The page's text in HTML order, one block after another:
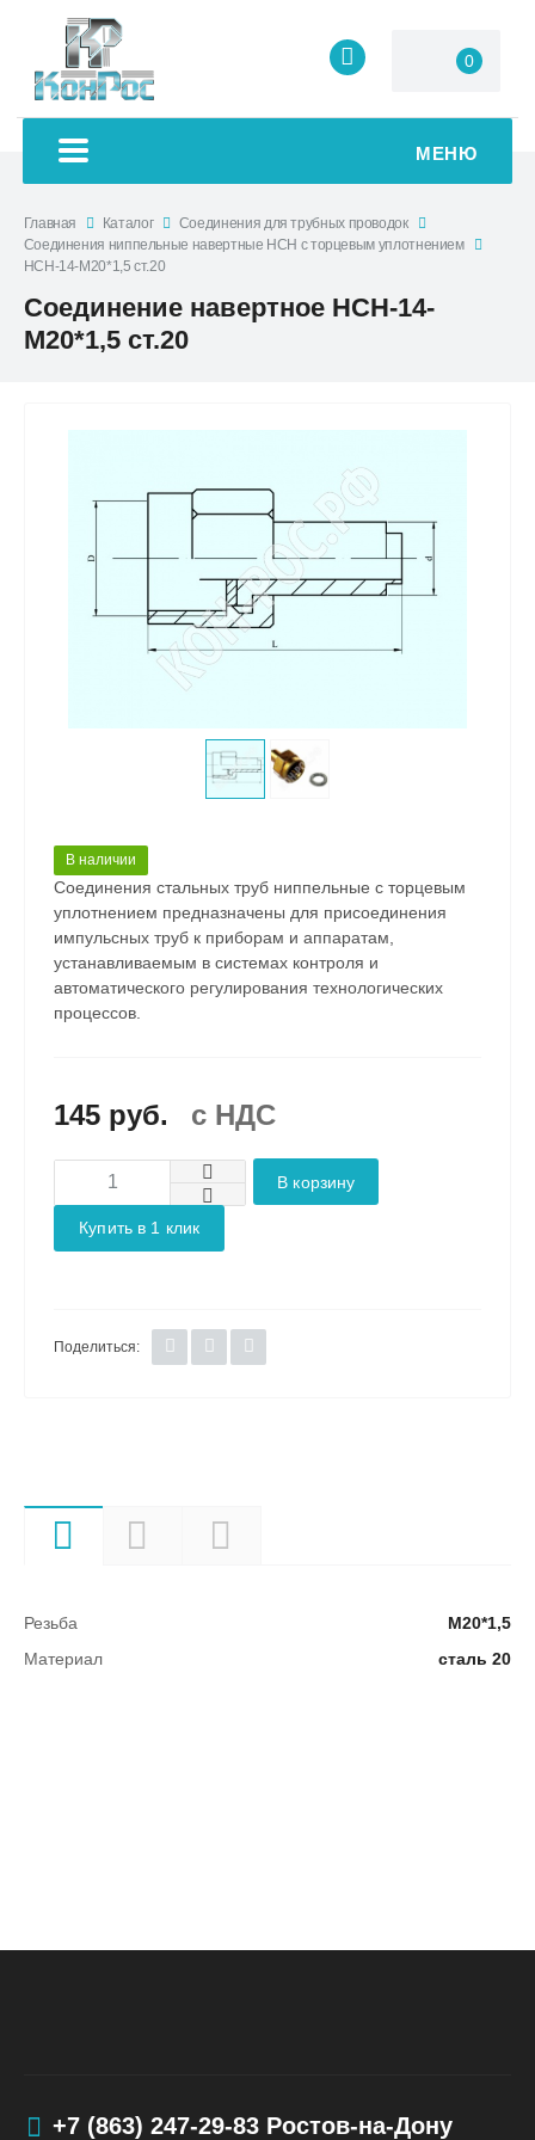
0
МЕНЮ
Главная Каталог
Соединения для трубных проводок
Соединения ниппельные навертные НСН с торцевым уплотнением
НСН-14-М20*1,5 ст.20
Соединение навертное НСН-14-
М20*1,5 ст.20
В наличии
Соединения стальных труб ниппельные с торцевым
уплотнением предназначены для присоединения
импульсных труб к приборам и аппаратам,
устанавливаемым в системах контроля и
автоматического регулирования технологических
процессов.
145 руб. c НДС
В корзину
Купить в 1 клик
Поделиться:
Резьба
М20*1,5
Материал
сталь 20
+7 (863) 247-29-83Ростов-на-Дону